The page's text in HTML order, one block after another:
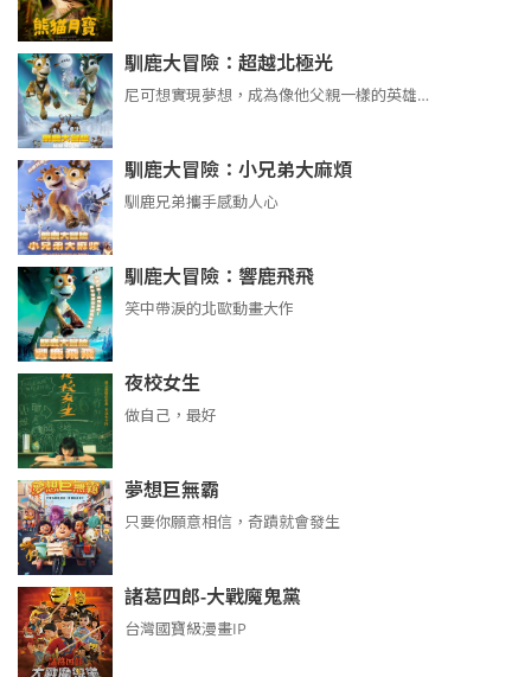
馴鹿大冒險：超越北極光
尼可想實現夢想，成為像他父親一樣的英雄…
馴鹿大冒險：小兄弟大麻煩
馴鹿兄弟攜手感動人心
馴鹿大冒險：響鹿飛飛
笑中帶淚的北歐動畫大作
夜校女生
做自己，最好
夢想巨無霸
只要你願意相信，奇蹟就會發生
諸葛四郎-大戰魔鬼黨
台灣國寶級漫畫IP